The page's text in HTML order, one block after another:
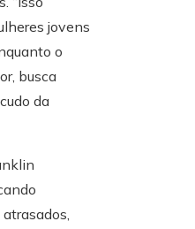
jovens
o
busca
da